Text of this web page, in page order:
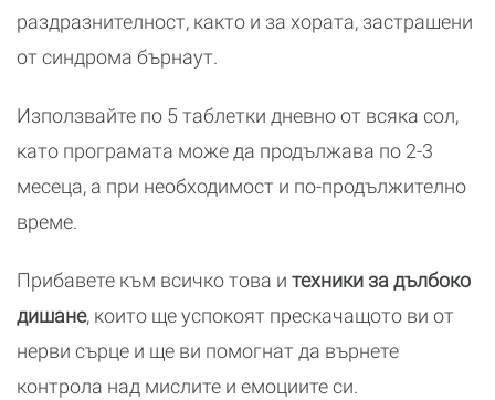
раздразнителност, както и за хората, застрашени
от синдрома бърнаут.
Използвайте по 5 таблетки дневно от всяка сол,
като програмата може да продължава по 2-3
месеца, а при необходимост и по-продължително
време.
Прибавете към всичко това и техники за дълбоко
дишане, които ще успокоят прескачащото ви от
нерви сърце и ще ви помогнат да върнете
контрола над мислите и емоциите си.